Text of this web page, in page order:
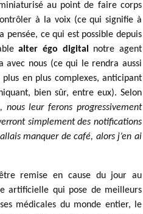
au point de faire corps
à la voix (ce qui signifie à
ce qui est possible depuis
alter égo digital notre agent
nous (ce qui le rendra aussi
en plus complexes, anticipant
bien sûr, entre eux). Selon
leur ferons progressivement
simplement des notifications
manquer de café, alors j’en ai
remise en cause du jour au
artificielle qui pose de meilleurs
médicales du monde entier, le